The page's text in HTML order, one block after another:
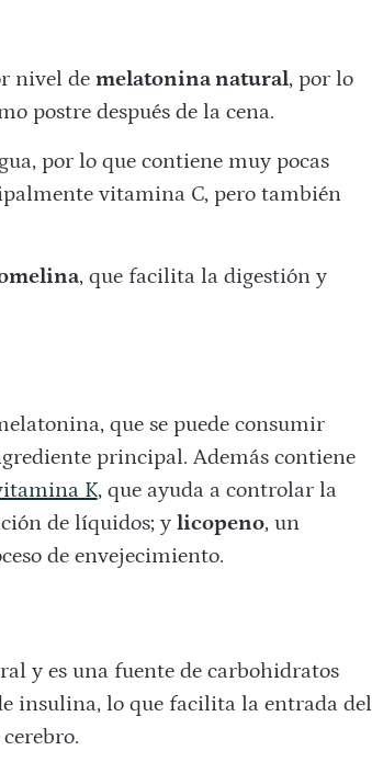
nivel de melatonina natural, por lo
postre después de la cena.
por lo que contiene muy pocas
vitamina C, pero también
, que facilita la digestión y
que se puede consumir
principal. Además contiene
K, que ayuda a controlar la
de líquidos; y licopeno, un
de envejecimiento.
y es una fuente de carbohidratos
insulina, lo que facilita la entrada del